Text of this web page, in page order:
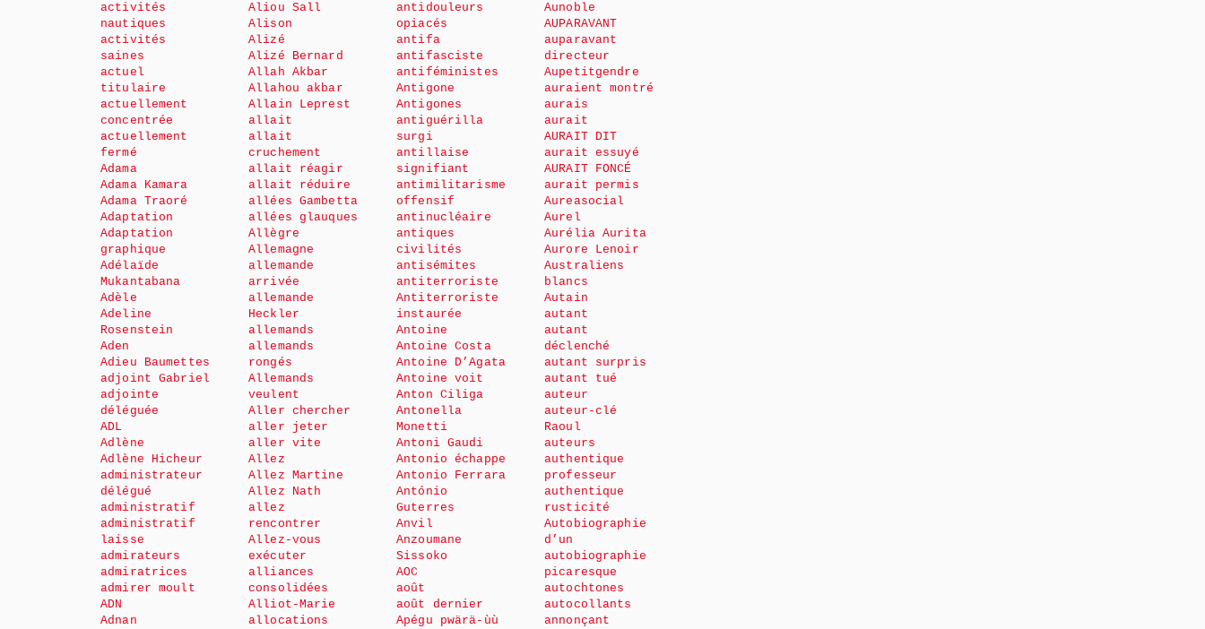
activités
nautiques
activités
saines
actuel
titulaire
actuellement
concentrée
actuellement
fermé
Adama
Adama Kamara
Adama Traoré
Adaptation
Adaptation
graphique
Adélaïde
Mukantabana
Adèle
Adeline
Rosenstein
Aden
Adieu Baumettes
adjoint Gabriel
adjointe
déléguée
ADL
Adlène
Adlène Hicheur
administrateur
délégué
administratif
administratif
laisse
admirateurs
admiratrices
admirer moult
ADN
Adnan
Aliou Sall
Alison
Alizé
Alizé Bernard
Allah Akbar
Allahou akbar
Allain Leprest
allait
allait
cruchement
allait réagir
allait réduire
allées Gambetta
allées glauques
Allègre
Allemagne
allemande
arrivée
allemande
Heckler
allemands
allemands
rongés
Allemands
veulent
Aller chercher
aller jeter
aller vite
Allez
Allez Martine
Allez Nath
allez
rencontrer
Allez-vous
exécuter
alliances
consolidées
Alliot-Marie
allocations
antidouleurs
opiacés
antifa
antifasciste
antiféministes
Antigone
Antigones
antiguérilla
surgi
antillaise
signifiant
antimilitarisme
offensif
antinucléaire
antiques
civilités
antisémites
antiterroriste
Antiterroriste
instaurée
Antoine
Antoine Costa
Antoine D’Agata
Antoine voit
Anton Ciliga
Antonella
Monetti
Antoni Gaudi
Antonio échappe
Antonio Ferrara
António
Guterres
Anvil
Anzoumane
Sissoko
AOC
août
août dernier
Apégu pwärä-ùù
Aunoble
AUPARAVANT
auparavant
directeur
Aupetitgendre
auraient montré
aurais
aurait
AURAIT DIT
aurait essuyé
AURAIT FONCÉ
aurait permis
Aureasocial
Aurel
Aurélia Aurita
Aurore Lenoir
Australiens
blancs
Autain
autant
autant
déclenché
autant surpris
autant tué
auteur
auteur-clé
Raoul
auteurs
authentique
professeur
authentique
rusticité
Autobiographie
d’un
autobiographie
picaresque
autochtones
autocollants
annonçant